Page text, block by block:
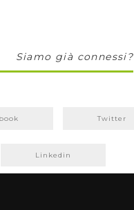
Siamo già connessi?
Twitter
Linkedin